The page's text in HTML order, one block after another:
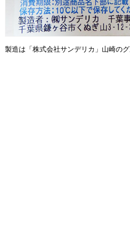
製造は「株式会社サンデリカ」山崎のグ